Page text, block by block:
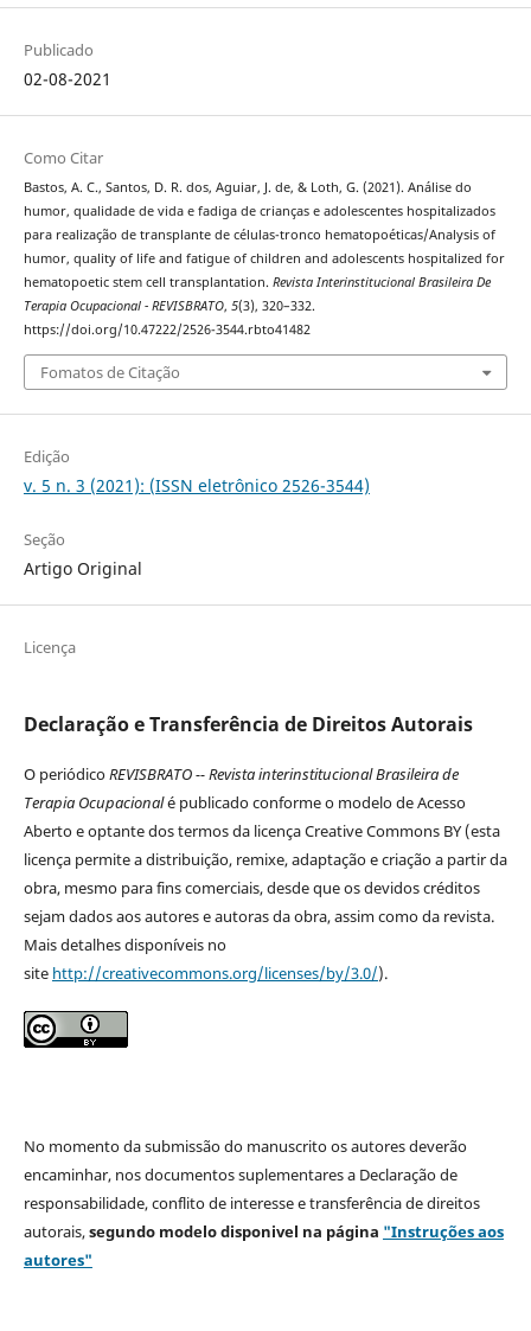
Publicado
02-08-2021
Como Citar
Bastos, A. C., Santos, D. R. dos, Aguiar, J. de, & Loth, G. (2021). Análise do
humor, qualidade de vida e fadiga de crianças e adolescentes hospitalizados
para realização de transplante de células-tronco hematopoéticas/Analysis of
humor, quality of life and fatigue of children and adolescents hospitalized for
hematopoetic stem cell transplantation. Revista Interinstitucional Brasileira De
Terapia Ocupacional - REVISBRATO, 5(3), 320–332.
https://doi.org/10.47222/2526-3544.rbto41482
Fomatos de Citação
Edição
v. 5 n. 3 (2021): (ISSN eletrônico 2526-3544)
Seção
Artigo Original
Licença
Declaração e Transferência de Direitos Autorais
O periódicoREVISBRATO -- Revista interinstitucional Brasileira de
Terapia Ocupacionalé publicado conforme o modelo de Acesso
Aberto e optante dos termos da licença Creative Commons BY (esta
licença permite a distribuição, remixe, adaptação e criação a partir da
obra, mesmo para fins comerciais, desde que os devidos créditos
sejam dados aos autores e autoras da obra, assim como da revista.
Mais detalhes disponíveis no
site http://creativecommons.org/licenses/by/3.0/).
No momento da submissão do manuscrito os autores deverão
encaminhar, nos documentos suplementares a Declaração de
responsabilidade, conflito de interesse e transferência de direitos
autorais,segundo modelodisponivel na página "Instruções aos
autores"